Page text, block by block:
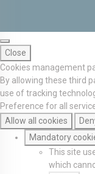
Close
Cookies management
By allowing these third
use of tracking
Preference for all
Allow all cookies
Mandatory
This site
which